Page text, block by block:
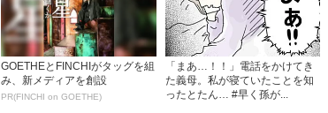
GOETHEとFINCHIがタッグを組
み、新メディアを創設
PR(FINCHI on GOETHE)
「まあ…！！」電話をかけてき
た義母。私が寝ていたことを知
ったとたん… #早く孫が...